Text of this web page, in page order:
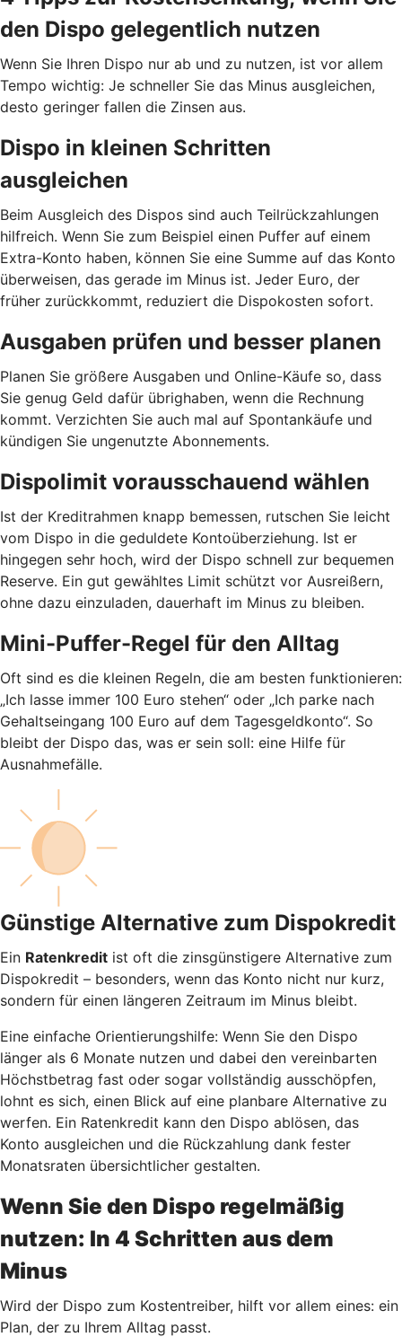
den Dispo gelegentlich nutzen
Wenn Sie Ihren Dispo nur ab und zu nutzen, ist vor allem
Tempo wichtig: Je schneller Sie das Minus ausgleichen,
desto geringer fallen die Zinsen aus.
Dispo in kleinen Schritten
ausgleichen
Beim Ausgleich des Dispos sind auch Teilrückzahlungen
hilfreich. Wenn Sie zum Beispiel einen Puffer auf einem
Extra-Konto haben, können Sie eine Summe auf das Konto
überweisen, das gerade im Minus ist. Jeder Euro, der
früher zurückkommt, reduziert die Dispokosten sofort.
Ausgaben prüfen und besser planen
Planen Sie größere Ausgaben und Online-Käufe so, dass
Sie genug Geld dafür übrighaben, wenn die Rechnung
kommt. Verzichten Sie auch mal auf Spontankäufe und
kündigen Sie ungenutzte Abonnements.
Dispolimit vorausschauend wählen
Ist der Kreditrahmen knapp bemessen, rutschen Sie leicht
vom Dispo in die geduldete Kontoüberziehung. Ist er
hingegen sehr hoch, wird der Dispo schnell zur bequemen
Reserve. Ein gut gewähltes Limit schützt vor Ausreißern,
ohne dazu einzuladen, dauerhaft im Minus zu bleiben.
Mini-Puffer-Regel für den Alltag
Oft sind es die kleinen Regeln, die am besten funktionieren:
„Ich lasse immer 100 Euro stehen“ oder „Ich parke nach
Gehaltseingang 100 Euro auf dem Tagesgeldkonto“. So
bleibt der Dispo das, was er sein soll: eine Hilfe für
Ausnahmefälle.
Günstige Alternative zum Dispokredit
Ein Ratenkredit ist oft die zinsgünstigere Alternative zum
Dispokredit – besonders, wenn das Konto nicht nur kurz,
sondern für einen längeren Zeitraum im Minus bleibt.
Eine einfache Orientierungshilfe: Wenn Sie den Dispo
länger als 6 Monate nutzen und dabei den vereinbarten
Höchstbetrag fast oder sogar vollständig ausschöpfen,
lohnt es sich, einen Blick auf eine planbare Alternative zu
werfen. Ein Ratenkredit kann den Dispo ablösen, das
Konto ausgleichen und die Rückzahlung dank fester
Monatsraten übersichtlicher gestalten.
Wenn Sie den Dispo regelmäßig
nutzen: In 4 Schritten aus dem
Minus
Wird der Dispo zum Kostentreiber, hilft vor allem eines: ein
Plan, der zu Ihrem Alltag passt.